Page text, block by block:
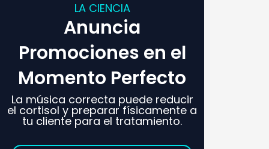
LA CIENCIA
Anuncia
Promociones en el
Momento Perfecto
La música correcta puede reducir
el cortisol y preparar físicamente a
tu cliente para el tratamiento.